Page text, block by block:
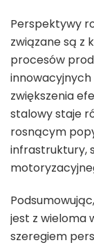
Perspektywy
związane są z
procesów
zwiększenia
stalowy staje
rosnącym
infrastruktury,
jest z wieloma
szeregiem